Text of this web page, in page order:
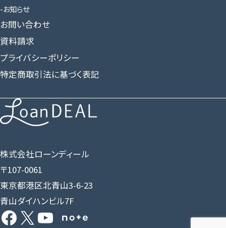
株式会社ローンディール
〒107-0061
東京都港区北青山3-6-23
青山ダイハンビル7F
Facebook
X YouTube
Share Icon
お知らせ
お問い合わせ
資料請求
プライバシーポリシー
特定商取引法に基づく表記